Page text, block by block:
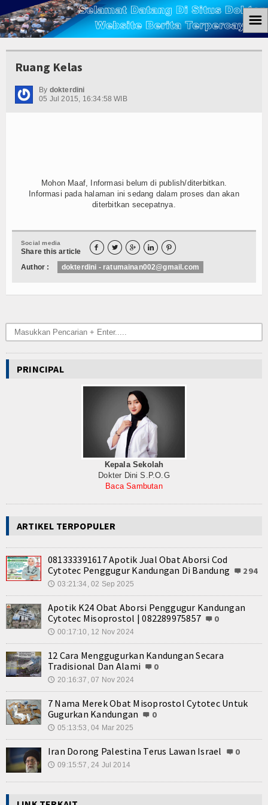
Home
Berita
Ham
Hukum
Tutorial
Koleksi Video
Dalam Negeri
Luar Negeri
Hubungi Kami
☰
Ruang Kelas
By dokterdini
05 Jul 2015, 16:34:58 WIB
Mohon Maaf, Informasi belum di publish/diterbitkan.
Informasi pada halaman ini sedang dalam proses dan akan
diterbitkan secepatnya.
Social media
Share this article     
Author : dokterdini - ratumainan002@gmail.com
PRINCIPAL
Kepala Sekolah
Dokter Dini S.P.O.G
Baca Sambutan
ARTIKEL TERPOPULER
081333391617 Apotik Jual Obat Aborsi Cod
Cytotec Penggugur Kandungan Di Bandung
294
🕔 03:21:34, 02 Sep 2025
Apotik K24 Obat Aborsi Penggugur Kandungan
Cytotec Misoprostol | 082289975857
0
🕔 00:17:10, 12 Nov 2024
12 Cara Menggugurkan Kandungan Secara
Tradisional Dan Alami
0
🕔 20:16:37, 07 Nov 2024
7 Nama Merek Obat Misoprostol Cytotec Untuk
Gugurkan Kandungan
0
🕔 05:13:53, 04 Mar 2025
Iran Dorong Palestina Terus Lawan Israel 0
🕔 09:15:57, 24 Jul 2014